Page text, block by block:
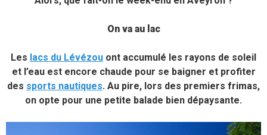
On va au lac
Les lacs du Lévézou ont accumulé les rayons de soleil
et l’eau est encore chaude pour se baigner et profiter
des sports nautiques. Au pire, lors des premiers frimas,
on opte pour une petite balade bien dépaysante.